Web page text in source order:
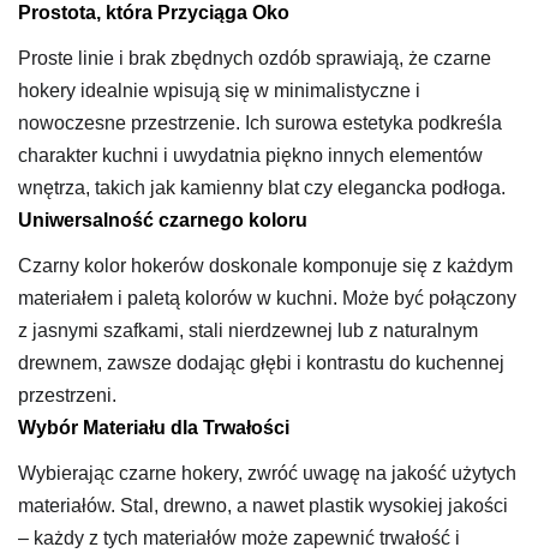
Prostota, która Przyciąga Oko
Proste linie i brak zbędnych ozdób sprawiają, że czarne
hokery idealnie wpisują się w minimalistyczne i
nowoczesne przestrzenie. Ich surowa estetyka podkreśla
charakter kuchni i uwydatnia piękno innych elementów
wnętrza, takich jak kamienny blat czy elegancka podłoga.
Uniwersalność czarnego koloru
Czarny kolor hokerów doskonale komponuje się z każdym
materiałem i paletą kolorów w kuchni. Może być połączony
z jasnymi szafkami, stali nierdzewnej lub z naturalnym
drewnem, zawsze dodając głębi i kontrastu do kuchennej
przestrzeni.
Wybór Materiału dla Trwałości
Wybierając czarne hokery, zwróć uwagę na jakość użytych
materiałów. Stal, drewno, a nawet plastik wysokiej jakości
– każdy z tych materiałów może zapewnić trwałość i